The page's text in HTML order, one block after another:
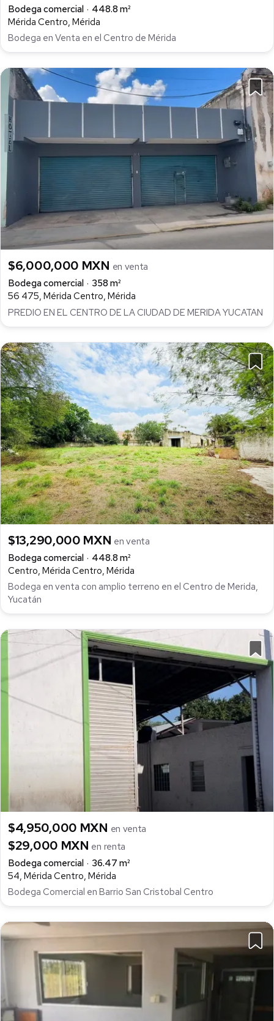
Bodega comercial
448.8 m²
Mérida Centro, Mérida
Bodega en Venta en el Centro de Mérida
$6,000,000 MXN en venta
Bodega comercial
358 m²
56 475, Mérida Centro, Mérida
PREDIO EN EL CENTRO DE LA CIUDAD DE MERIDA YUCATAN
$13,290,000 MXN en venta
Bodega comercial
448.8 m²
Centro, Mérida Centro, Mérida
Bodega en venta con amplio terreno en el Centro de Merida,
Yucatán
$4,950,000 MXN en venta
$29,000 MXN en renta
Bodega comercial
36.47 m²
54, Mérida Centro, Mérida
Bodega Comercial en Barrio San Cristobal Centro